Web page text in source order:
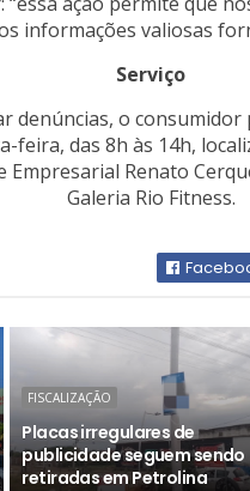
informações valiosas
Serviço
denúncias, o consumidor
feira, das 8h às 14h,
Empresarial Renato
Galeria Rio Fitness.
FISCALIZAÇÃO
Placas irregulares de
publicidade seguem sendo
retiradas em Petrolina